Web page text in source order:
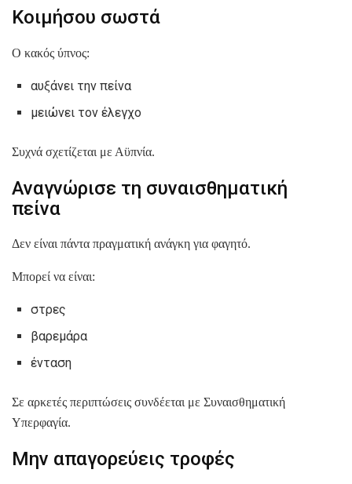
Κοιμήσου σωστά
Ο κακός ύπνος:
αυξάνει την πείνα
μειώνει τον έλεγχο
Συχνά σχετίζεται με Αϋπνία.
Αναγνώρισε τη συναισθηματική
πείνα
Δεν είναι πάντα πραγματική ανάγκη για φαγητό.
Μπορεί να είναι:
στρες
βαρεμάρα
ένταση
Σε αρκετές περιπτώσεις συνδέεται με Συναισθηματική
Υπερφαγία.
Μην απαγορεύεις τροφές